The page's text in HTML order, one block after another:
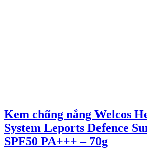
Kem chống nắng Welcos
System Leports Defence
SPF50 PA+++ – 70g